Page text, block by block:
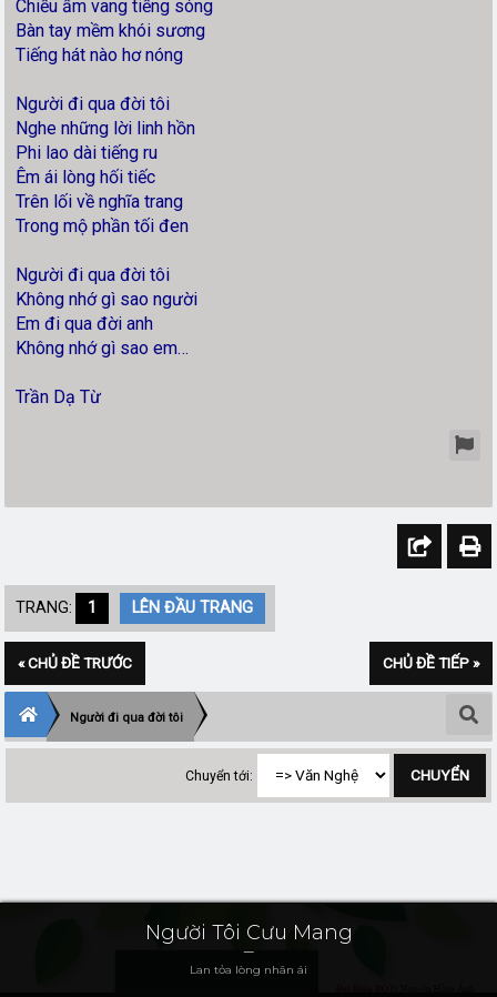
Chiều ầm vang tiếng sóng
Bàn tay mềm khói sương
Tiếng hát nào hơ nóng
Người đi qua đời tôi
Nghe những lời linh hồn
Phi lao dài tiếng ru
Êm ái lòng hối tiếc
Trên lối về nghĩa trang
Trong mộ phần tối đen
Người đi qua đời tôi
Không nhớ gì sao người
Em đi qua đời anh
Không nhớ gì sao em…
Trần Dạ Từ
TRANG: 1 LÊN ĐẦU TRANG
« CHỦ ĐỀ TRƯỚC CHỦ ĐỀ TIẾP »
Người đi qua đời tôi
Chuyển tới:
Người Tôi Cưu Mang
Lan tỏa lòng nhân ái